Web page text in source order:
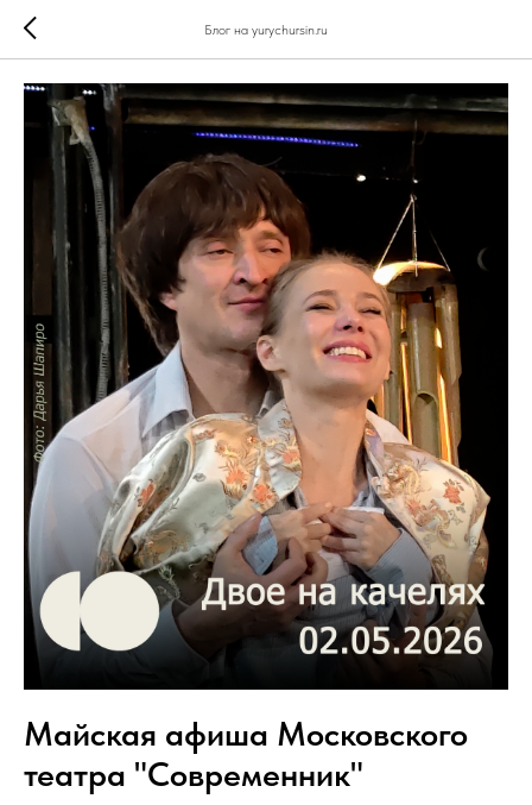
Блог на yurychursin.ru
Майская афиша Московского
театра "Современник"